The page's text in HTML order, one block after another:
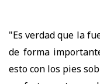
"Es verdad que la
de forma
esto con los pies